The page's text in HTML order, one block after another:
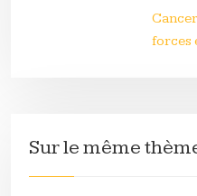
forces
Sur le même